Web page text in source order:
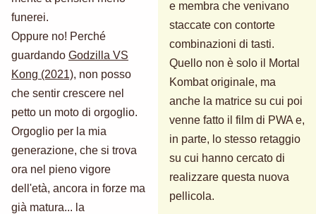
funerei.
Oppure no! Perché
guardando Godzilla VS
Kong (2021), non posso
che sentir crescere nel
petto un moto di orgoglio.
Orgoglio per la mia
generazione, che si trova
ora nel pieno vigore
dell'età, ancora in forze ma
già matura... la
e membra che venivano
staccate con contorte
combinazioni di tasti.
Quello non è solo il Mortal
Kombat originale, ma
anche la matrice su cui poi
venne fatto il film di PWA e,
in parte, lo stesso retaggio
su cui hanno cercato di
realizzare questa nuova
pellicola.